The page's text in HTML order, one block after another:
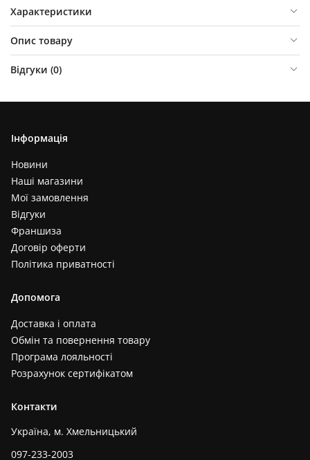
Характеристики
Опис товару
Відгуки (0)
Інформація
Новини
Наші магазини
Мої замовлення
Відгуки
Франшиза
Договір оферти
Політика приватності
Допомога
Доставка і оплата
Обмін та повернення товару
Програма лояльності
Розрахунок сертифікатом
Контакти
Україна, м. Хмельницький
097-233-2003